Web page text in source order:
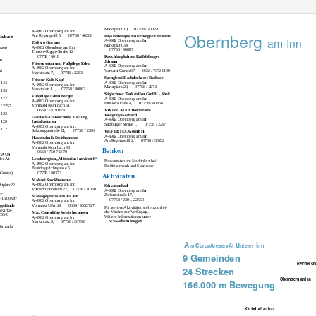
Marktplatz 10, 07758 / 4002-0
A-4982 Obernberg am Inn
Am Regengeißl 5,
07758 / 40208 Physiotherapie Unterberger Christine
A-4982 Obernberg am Inn
Marktplatz 34
Elektro Gurtner Obernbergam Inn
A-4982 Obernberg am Inn
Therese-Riggle-Straße 12
07758 / 4018
07758 / 40887
Rauchfangkehrer Raffelsberger
Johann
Friseursalon und Fußpﬂege Eder
A-4982 Obernberg am Inn
A-4982 Obernberg am Inn
Vormarkt Gurten 67, 0664 / 7372 0199
Marktplatz 7, 07758 / 2283
Spenglerei-Dachdeckerei Rothner
Friseur Kult-Kopf
A-4982 Obernberg am Inn
144
133
122
A-4982 Obernberg am Inn
Marktplatz 20, 07758 / 2274
Marktplatz 11, 07758 / 40862
StiglechnerTankstellen GmbH - Shell
Fußpﬂege Edith Berger
A-4982 Obernberg am Inn
Vormarkt Nonsbach 51
0664 / 73191678
A-4982 Obernberg am Inn
Brückenstraße 4, 07758 / 40868
/ 2257
VW und AUDI Werkstätte
Weilguny Gerhard
123
120
112
Gamisch-Haustechnik, Heizung,
Installationen
A-4982 Obernberg am Inn
Salzburger Straße 1, 07758 / 2237
A-4982 Obernberg am Inn,
Salzburgerstraße 21, 07758 / 2240 WEFERTEC GesmbH
A-4982 Obernberg am Inn
Haustechnik Stelzhammer
A-4982 Obernberg am Inn
Vormarkt Nonsbach 33
0664 / 750 743 70
Am Regengeißl 2, 07758 / 30232
Art
Banken
Bankomaten am Marktplatz bei
Raiffeisenbank und Sparkasse
Leaderregion „Mitten im Innviertel“
A-4982 Obernberg am Inn
Bezirksgerichtsgasse 5
07758 / 40373
Aktivitäten
Schwimmbad
A-4982 Obernberg am Inn
Zollamtstraße 17,
07758 / 2301, 22550
Malerei Stockhammer
22
16.00 Uhr
A-4982 Obernberg am Inn
Vormarkt Nonsbach 22, 07758 / 30060
Massagepraxis Ursula Art
A-4982 Obernberg am Inn
Vormarkt Ufer 24,
0664 / 4532727 Für weitere Aktivitäten stehen zahlrei-
che Vereine zur Verfügung.
Weitere Informationen unter
www.obernberg.at
Max Consulting Versicherungen
0
A-4982 Obernberg am Inn
Marktplatz 9, 07758 / 26792
AmeuropAreservAt unterer inn
9 Gemeinden
24 Strecken
166.000 m Bewegung Obernberg am Inn
Kirchdorf am Inn